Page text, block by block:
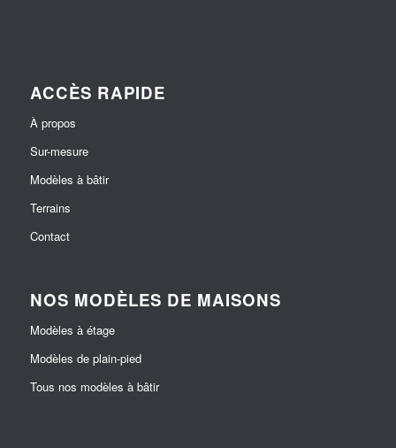
ACCÈS RAPIDE
À propos
Sur-mesure
Modèles à bâtir
Terrains
Contact
NOS MODÈLES DE MAISONS
Modèles à étage
Modèles de plain-pied
Tous nos modèles à bâtir